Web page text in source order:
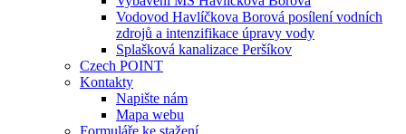
Vodovod Havlíčkova Borová posílení vodních
zdrojů a intenzifikace úpravy vody
Splašková kanalizace Peršíkov
Czech POINT
Kontakty
Napište nám
Mapa webu
Formuláře ke stažení